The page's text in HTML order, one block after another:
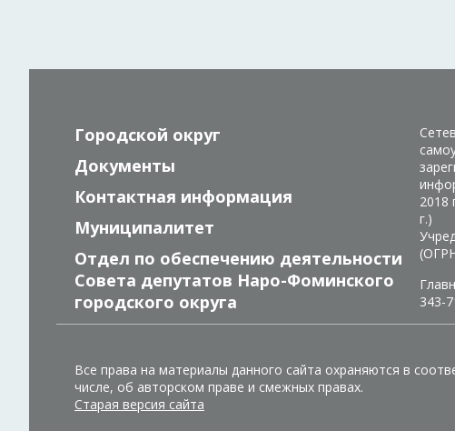
Городской округ
Документы
Контактная информация
Муниципалитет
Отдел по обеспечению деятельности
Совета депутатов Наро-Фоминского
городского округа
2018
г.)
343-
Все права на материалы данного сайта охраняются в
числе, об авторском праве и смежных правах.
Старая версия сайта